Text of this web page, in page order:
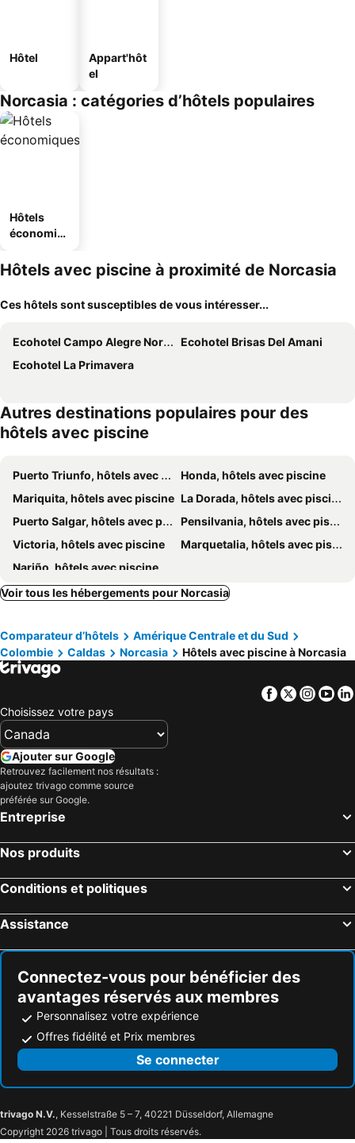
Hôtel
Appart'hôt
el
Norcasia : catégories d’hôtels populaires
Hôtels
économiq
Hôtels avec piscine à proximité de Norcasia
Ces hôtels sont susceptibles de vous intéresser...
Ecohotel Campo Alegre Norcasia Caldas
Ecohotel Brisas Del Amani
Ecohotel La Primavera
Autres destinations populaires pour des
hôtels avec piscine
Puerto Triunfo, hôtels avec piscine
Honda, hôtels avec piscine
Mariquita, hôtels avec piscine La Dorada, hôtels avec piscine
Puerto Salgar, hôtels avec piscine
Pensilvania, hôtels avec piscine
Victoria, hôtels avec piscine
Marquetalia, hôtels avec piscine
Nariño, hôtels avec piscine
Voir tous les hébergements pour Norcasia
Comparateur d’hôtels
Amérique Centrale et du Sud
Colombie
Caldas Norcasia Hôtels avec piscine à Norcasia
Facebook
Twitter
Choisissez votre pays
Ajouter sur Google
Retrouvez facilement nos résultats :
ajoutez trivago comme source
préférée sur Google.
Entreprise
Nos produits
Conditions et politiques
Assistance
Connectez-vous pour bénéficier des
avantages réservés aux membres
Personnalisez votre expérience
Offres fidélité et Prix membres
Se connecter
trivago N.V., Kesselstraße 5 – 7, 40221 Düsseldorf, Allemagne
Copyright 2026 trivago | Tous droits réservés.